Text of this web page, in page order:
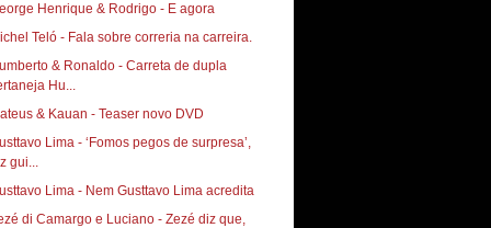
Henrique & Rodrigo - E agora
Teló - Fala sobre correria na carreira.
& Ronaldo - Carreta de dupla
Hu...
& Kauan - Teaser novo DVD
Lima - ‘Fomos pegos de surpresa’,
gui...
Lima - Nem Gusttavo Lima acredita
di Camargo e Luciano - Zezé diz que,